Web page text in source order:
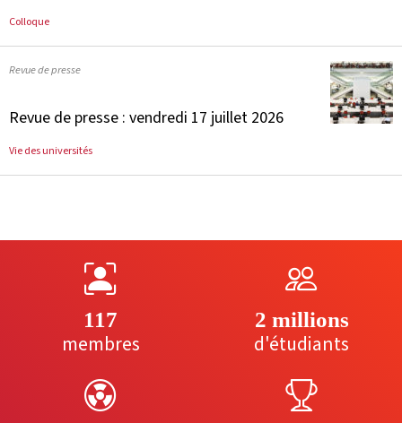
Colloque
Revue de presse
Revue de presse : vendredi 17 juillet 2026
Vie des universités
117
membres
2 millions
d'étudiants